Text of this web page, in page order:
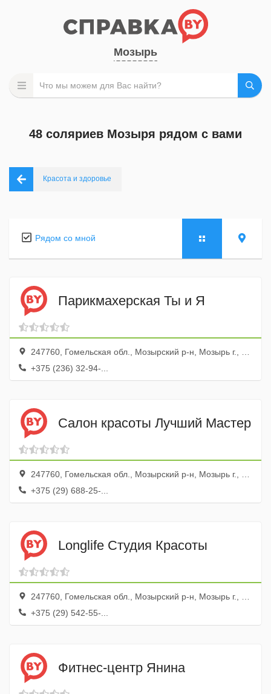
Мозырь
48 соляриев Мозыря рядом с вами
Красота и здоровье
Рядом со мной
Парикмахерская Ты и Я
247760, Гомельская обл., Мозырский р-н, Мозырь г., ул. Ленинская, 21
+375 (236) 32-94-...
Салон красоты Лучший Мастер
247760, Гомельская обл., Мозырский р-н, Мозырь г., Страконицкий бул., 24, корп.1
+375 (29) 688-25-...
Longlife Студия Красоты
247760, Гомельская обл., Мозырский р-н, Мозырь г., ул. Притыцкого, 8
+375 (29) 542-55-...
Фитнес-центр Янина